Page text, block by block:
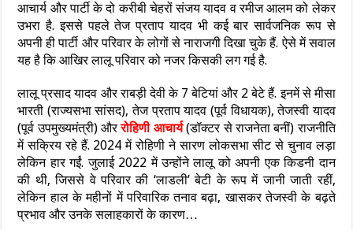
आचार्य और पार्टी के दो करीबी चेहरों संजय यादव व रमीज आलम को लेकर
उभरा है. इससे पहले तेज प्रताप यादव भी कई बार सार्वजनिक रूप से
अपनी ही पार्टी और परिवार के लोगों से नाराजगी दिखा चुके हैं. ऐसे में सवाल
यह है कि आखिर लालू परिवार को नजर किसकी लग गई है.
लालू प्रसाद यादव और राबड़ी देवी के 7 बेटियां और 2 बेटे हैं. इनमें से मीसा
भारती (राज्यसभा सांसद), तेज प्रताप यादव (पूर्व विधायक), तेजस्वी यादव
(पूर्व उपमुख्यमंत्री) औररोहिणी आचार्य(डॉक्टर से राजनेता बनीं) राजनीति
में सक्रिय रहे हैं. 2024 में रोहिणी ने सारण लोकसभा सीट से चुनाव लड़ा
लेकिन हार गईं. जुलाई 2022 में उन्होंने लालू को अपनी एक किडनी दान
की थी, जिससे वे परिवार की ‘लाडली’ बेटी के रूप में जानी जाती रहीं,
लेकिन हाल के महीनों में परिवारिक तनाव बढ़ा, खासकर तेजस्वी के बढ़ते
प्रभाव और उनके सलाहकारों के कारण…